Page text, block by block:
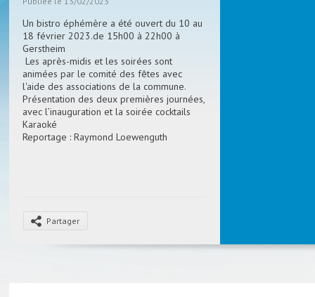
Un bistro éphémère a été ouvert du 10 au
18 février 2023.de 15h00 à 22h00 à
Gerstheim
Les après-midis et les soirées sont
animées par le comité des fêtes avec
l'aide des associations de la commune.
Présentation des deux premières journées,
avec l’inauguration et la soirée cocktails
Karaoké
Reportage : Raymond Loewenguth
Partager